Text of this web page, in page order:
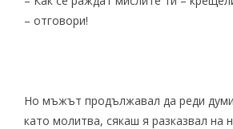
– отговори!
Но мъжът продължавал да реди
като молитва, сякаш я разказвал на